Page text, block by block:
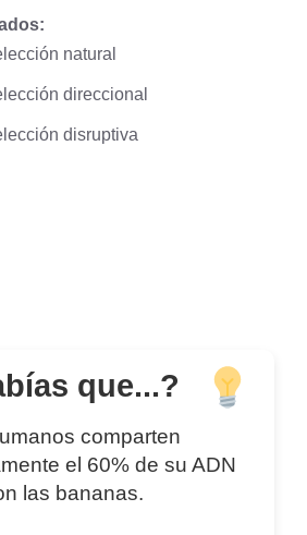
natural
direccional
disruptiva
que...?
comparten
el 60% de su ADN
las bananas.